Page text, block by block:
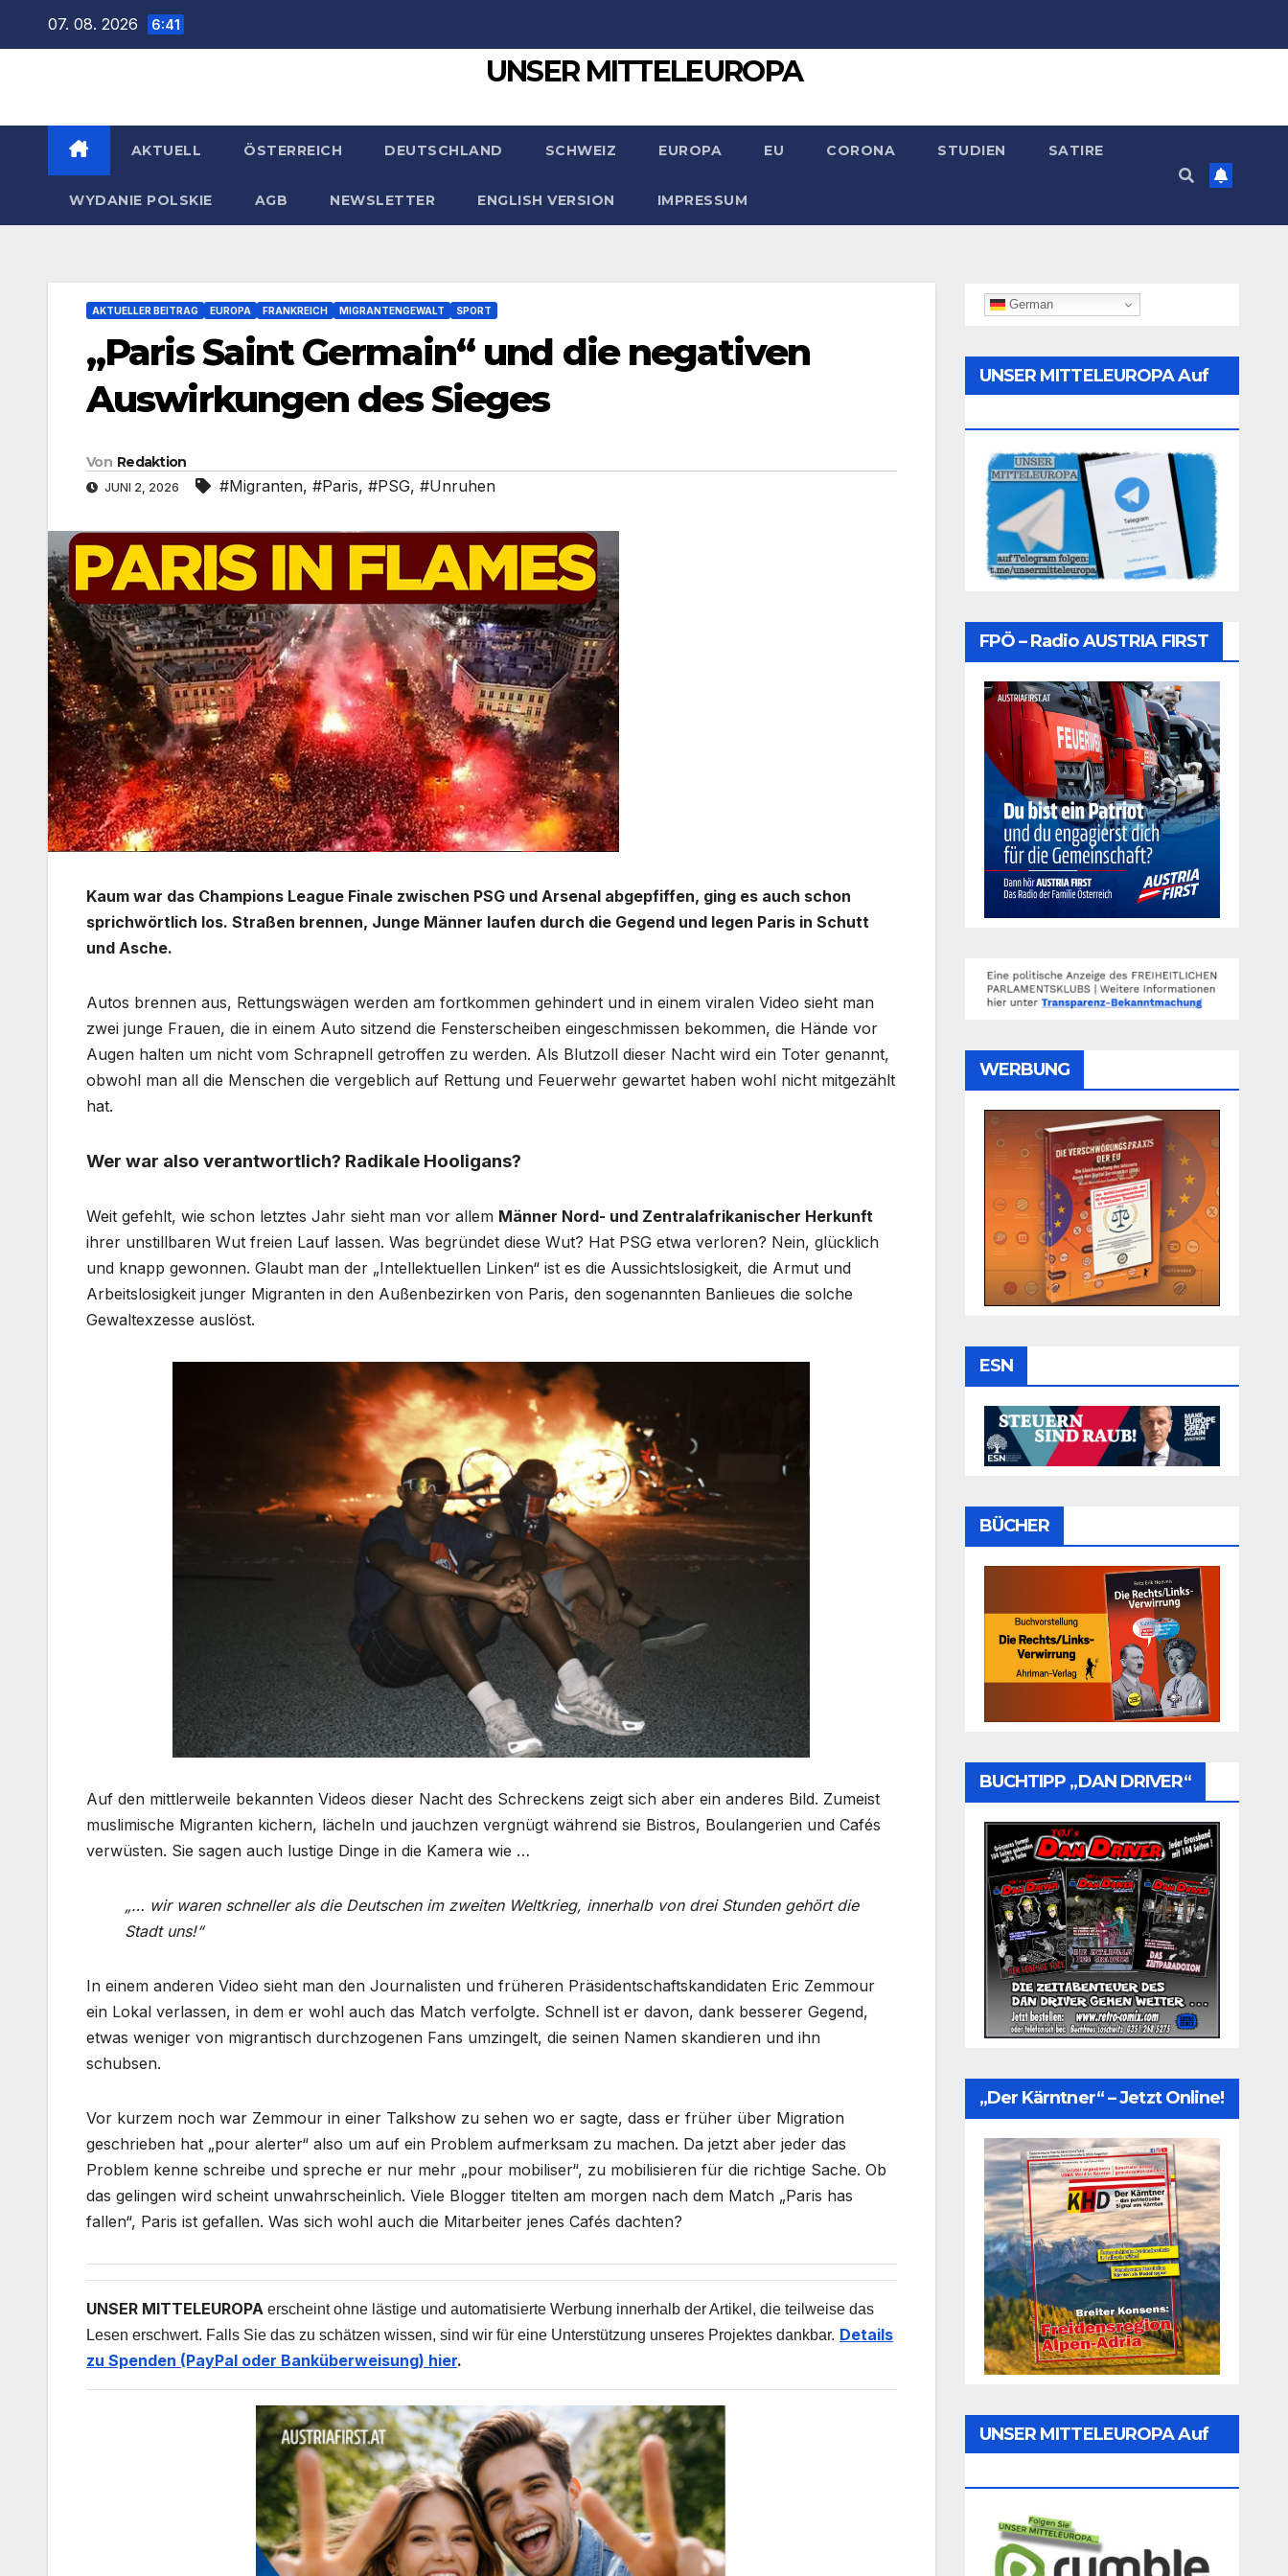
07. 08. 2026 6:41
UNSER MITTELEUROPA
AKTUELL ÖSTERREICH DEUTSCHLAND SCHWEIZ EUROPA EU CORONA STUDIEN SATIRE
WYDANIE POLSKIE AGB NEWSLETTER ENGLISH VERSION IMPRESSUM
AKTUELLER BEITRAG EUROPA FRANKREICH MIGRANTENGEWALT SPORT
„Paris Saint Germain“ und die negativen
Auswirkungen des Sieges
Von Redaktion
JUNI 2, 2026 #Migranten, #Paris, #PSG, #Unruhen
Kaum war das Champions League Finale zwischen PSG und Arsenal abgepfiffen, ging es auch schon
sprichwörtlich los. Straßen brennen, Junge Männer laufen durch die Gegend und legen Paris in Schutt
und Asche.
Autos brennen aus, Rettungswägen werden am fortkommen gehindert und in einem viralen Video sieht man
zwei junge Frauen, die in einem Auto sitzend die Fensterscheiben eingeschmissen bekommen, die Hände vor
Augen halten um nicht vom Schrapnell getroffen zu werden. Als Blutzoll dieser Nacht wird ein Toter genannt,
obwohl man all die Menschen die vergeblich auf Rettung und Feuerwehr gewartet haben wohl nicht mitgezählt
hat.
Wer war also verantwortlich? Radikale Hooligans?
Weit gefehlt, wie schon letztes Jahr sieht man vor allem Männer Nord- und Zentralafrikanischer Herkunft
ihrer unstillbaren Wut freien Lauf lassen. Was begründet diese Wut? Hat PSG etwa verloren? Nein, glücklich
und knapp gewonnen. Glaubt man der „Intellektuellen Linken“ ist es die Aussichtslosigkeit, die Armut und
Arbeitslosigkeit junger Migranten in den Außenbezirken von Paris, den sogenannten Banlieues die solche
Gewaltexzesse auslöst.
Auf den mittlerweile bekannten Videos dieser Nacht des Schreckens zeigt sich aber ein anderes Bild. Zumeist
muslimische Migranten kichern, lächeln und jauchzen vergnügt während sie Bistros, Boulangerien und Cafés
verwüsten. Sie sagen auch lustige Dinge in die Kamera wie …
„… wir waren schneller als die Deutschen im zweiten Weltkrieg, innerhalb von drei Stunden gehört die
Stadt uns!“
In einem anderen Video sieht man den Journalisten und früheren Präsidentschaftskandidaten Eric Zemmour
ein Lokal verlassen, in dem er wohl auch das Match verfolgte. Schnell ist er davon, dank besserer Gegend,
etwas weniger von migrantisch durchzogenen Fans umzingelt, die seinen Namen skandieren und ihn
schubsen.
Vor kurzem noch war Zemmour in einer Talkshow zu sehen wo er sagte, dass er früher über Migration
geschrieben hat „pour alerter“ also um auf ein Problem aufmerksam zu machen. Da jetzt aber jeder das
Problem kenne schreibe und spreche er nur mehr „pour mobiliser“, zu mobilisieren für die richtige Sache. Ob
das gelingen wird scheint unwahrscheinlich. Viele Blogger titelten am morgen nach dem Match „Paris has
fallen“, Paris ist gefallen. Was sich wohl auch die Mitarbeiter jenes Cafés dachten?
UNSER MITTELEUROPA erscheint ohne lästige und automatisierte Werbung innerhalb der Artikel, die teilweise das
Lesen erschwert. Falls Sie das zu schätzen wissen, sind wir für eine Unterstützung unseres Projektes dankbar. Details
zu Spenden (PayPal oder Banküberweisung) hier.
German
UNSER MITTELEUROPA Auf
FPÖ – Radio AUSTRIA FIRST
WERBUNG
ESN
BÜCHER
BUCHTIPP „DAN DRIVER“
„Der Kärntner“ – Jetzt Online!
UNSER MITTELEUROPA Auf